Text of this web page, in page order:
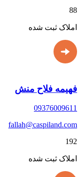
88
املاک ثبت شده
فهیمه فلاح منش
09376009611
fallah@caspiland.com
192
املاک ثبت شده